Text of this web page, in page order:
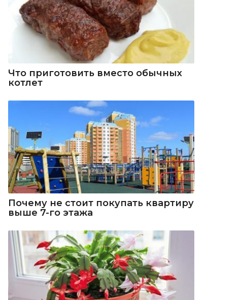
Что приготовить вместо обычных
котлет
Почему не стоит покупать квартиру
выше 7-го этажа